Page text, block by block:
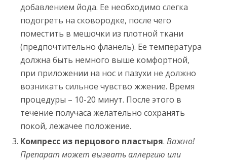
добавлением йода. Ее необходимо слегка
подогреть на сковородке, после чего
поместить в мешочки из плотной ткани
(предпочтительно фланель). Ее температура
должна быть немного выше комфортной,
при приложении на нос и пазухи не должно
возникать сильное чувство жжение. Время
процедуры – 10-20 минут. После этого в
течение получаса желательно сохранять
покой, лежачее положение.
Компресс из перцового пластыря.Важно!
Препарат может вызвать аллергию или